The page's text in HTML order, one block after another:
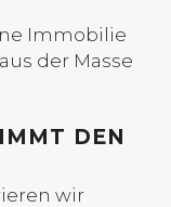
Immobilie
der Masse
DEN
wir